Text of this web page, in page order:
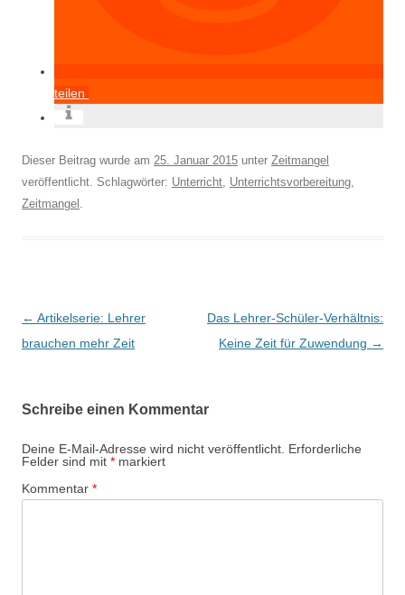
teilen
Dieser Beitrag wurde am 25. Januar 2015 unter Zeitmangel
veröffentlicht. Schlagwörter: Unterricht, Unterrichtsvorbereitung,
Zeitmangel .
Beitragsnavigation
← Artikelserie: Lehrer
brauchen mehr Zeit
Das Lehrer-Schüler-Verhältnis:
Keine Zeit für Zuwendung →
Schreibe einen Kommentar
Deine E-Mail-Adresse wird nicht veröffentlicht. Erforderliche
Felder sind mit * markiert
Kommentar *